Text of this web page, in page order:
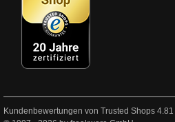
Kundenbewertungen von Trusted Shops 4.81